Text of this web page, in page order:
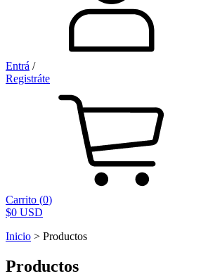
Entrá /
Registráte
Carrito (0)
$0 USD
Inicio > Productos
Productos